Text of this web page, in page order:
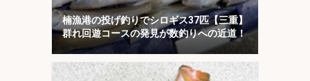
楠漁港の投げ釣りでシロギス37匹【三重】
群れ回遊コースの発見が数釣りへの近道！